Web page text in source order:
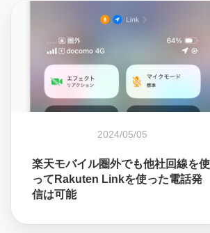
2024/05/05
楽天モバイル圏外でも他社回線を使
ってRakuten Linkを使った電話発
信は可能